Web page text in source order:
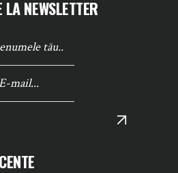
NEWSLETTER